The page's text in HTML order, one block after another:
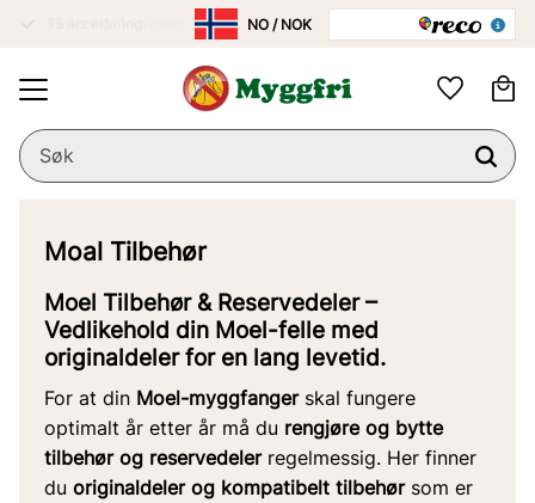
Favoritter
Moal Tilbehør
Moel Tilbehør & Reservedeler –
Vedlikehold din Moel-felle med
originaldeler for en lang levetid.
For at din Moel-myggfangerskal fungere
optimalt år etter år må du rengjøre og bytte
tilbehør og reservedelerregelmessig. Her finner
du originaldeler og kompatibelt tilbehørsom er